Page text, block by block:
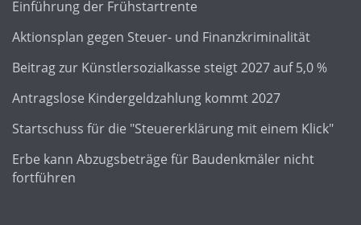
Einführung der Frühstartrente
Aktionsplan gegen Steuer- und Finanzkriminalität
Beitrag zur Künstlersozialkasse steigt 2027 auf 5,0 %
Antragslose Kindergeldzahlung kommt 2027
Startschuss für die "Steuererklärung mit einem Klick"
Erbe kann Abzugsbeträge für Baudenkmäler nicht
fortführen